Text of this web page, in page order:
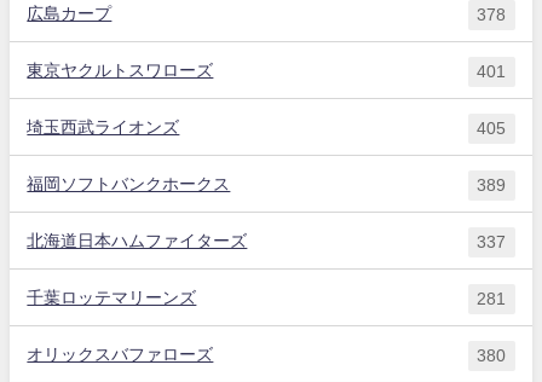
広島カープ 378
東京ヤクルトスワローズ 401
埼玉西武ライオンズ 405
福岡ソフトバンクホークス 389
北海道日本ハムファイターズ 337
千葉ロッテマリーンズ 281
オリックスバファローズ 380